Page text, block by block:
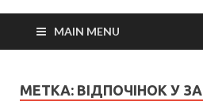
MAIN MENU
МЕТКА: ВІДПОЧІНОК У